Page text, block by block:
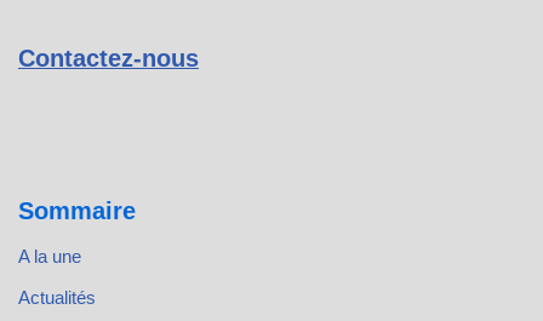
Contactez-nous
Sommaire
A la une
Actualités